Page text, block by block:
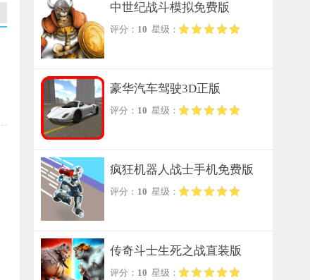
中世纪战斗模拟免费版
评分： 10 星级：
豪华汽车驾驶3D正版
评分： 10 星级：
疯狂机器人战士手机免费版
评分： 10 星级：
传奇斗士生死之战直装版
评分： 10 星级：